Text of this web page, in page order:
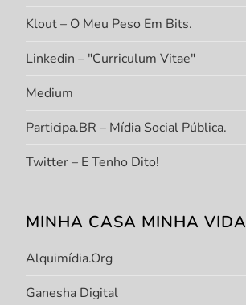
Klout – O Meu Peso Em Bits.
Linkedin – "Curriculum Vitae"
Medium
Participa.BR – Mídia Social Pública.
Twitter – E Tenho Dito!
MINHA CASA MINHA VIDA
Alquimídia.org
Ganesha Digital